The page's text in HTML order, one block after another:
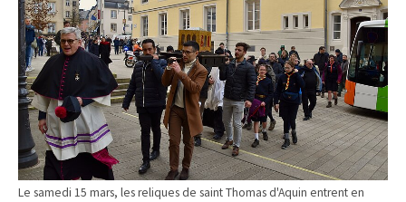
Le samedi 15 mars, les reliques de saint Thomas d'Aquin entrent en